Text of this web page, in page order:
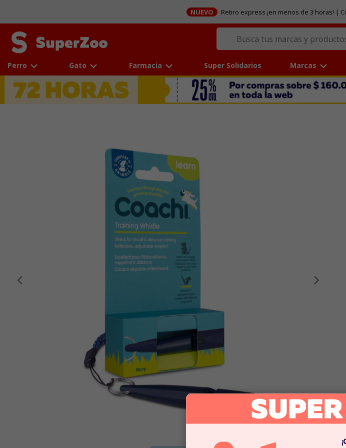
NUEVO Retiro express ¡en menos de 3 horas! |
Perro Gato Farmacia Super Solidarios Marcas
Anterior